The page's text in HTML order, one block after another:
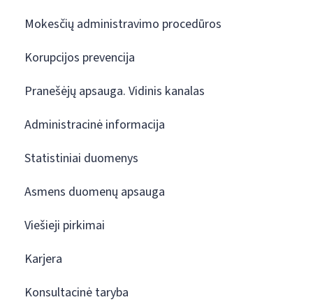
Mokesčių administravimo procedūros
Korupcijos prevencija
Pranešėjų apsauga. Vidinis kanalas
Administracinė informacija
Statistiniai duomenys
Asmens duomenų apsauga
Viešieji pirkimai
Karjera
Konsultacinė taryba